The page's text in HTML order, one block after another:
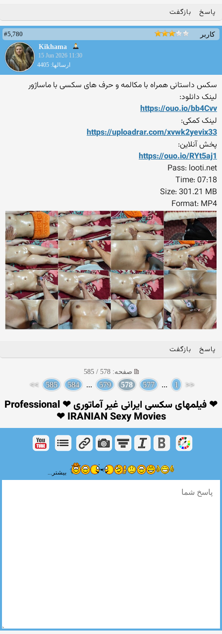
پاسخ بازگفت
کاربر
#5,780
Kikhama
15 Jun 2026 11:30
ارسالها: 4405
سکس داستانی همراه با مکالمه و حرف های سکسی با ماساژور
لینک دانلود:
https://ouo.io/bb4Cvv
لینک کمکی:
https://uploadrar.com/xvwk2yevix33
پخش آنلاین:
https://ouo.io/RYt5aj1
Pass: looti.net
Time: 07:18
Size: 301.21 MB
Format: MP4
پاسخ بازگفت
صفحه: 578 / 585
<<
1
...
577
578
579
...
584
585
>>
❤ فیلمهای سکسی ایرانی غیر آماتوری ❤ Professional
IRANIAN Sexy Movies ❤
بیشتر...